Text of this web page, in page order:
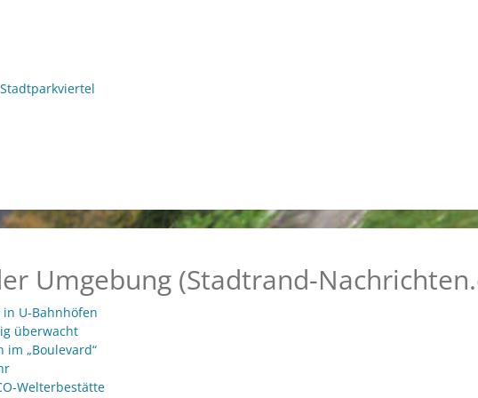
Umgebung (Stadtrand-
U-Bahnhöfen
überwacht
im „Boulevard“
Welterbestätte